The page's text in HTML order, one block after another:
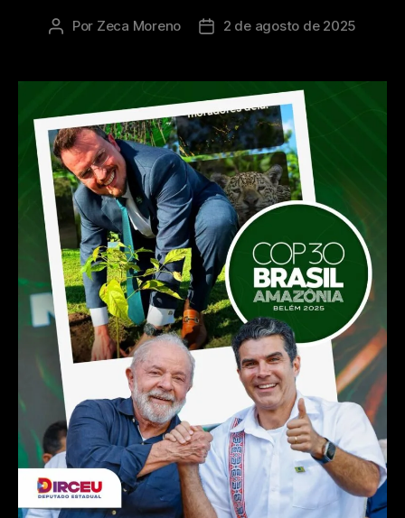
Por Zeca Moreno 2 de agosto de 2025